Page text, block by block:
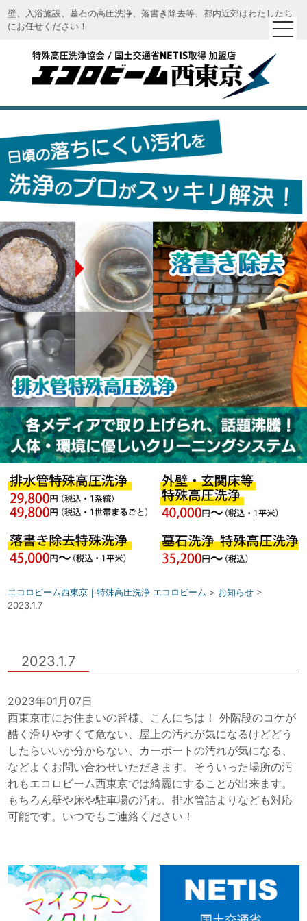
壁、入浴施設、墓石の高圧洗浄、落書き除去等、都内近郊はわたしたち
にお任せください！
エコロビーム西東京｜特殊高圧洗浄 エコロビーム
エコロビーム西東京｜特殊高圧洗浄 エコロビーム > お知らせ >
2023.1.7
2023.1.7
2023年01月07日
西東京市にお住まいの皆様、こんにちは！ 外階段のコケが
酷く滑りやすくて危ない、屋上の汚れが気になるけどどう
したらいいか分からない、カーポートの汚れが気になる、
などよくお問い合わせいただきます。そういった場所の汚
れもエコロビーム西東京では綺麗にすることが出来ます。
もちろん壁や床や駐車場の汚れ、排水管詰まりなども対応
可能です。いつでもご連絡ください！